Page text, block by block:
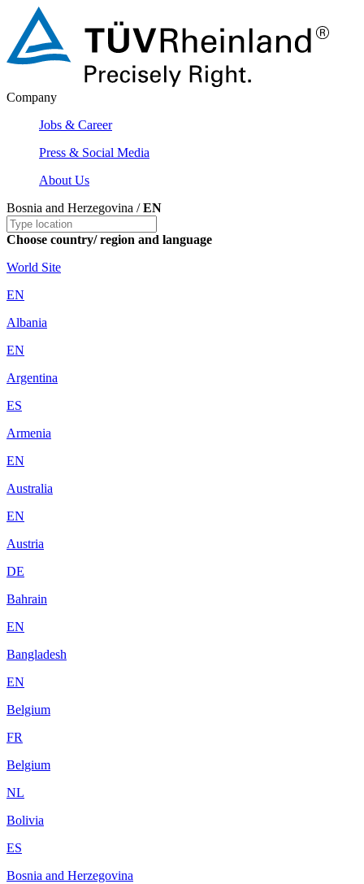
Company
Jobs & Career
Press & Social Media
About Us
Bosnia and Herzegovina /EN
Choose country/ region and language
World Site
EN
Albania
EN
Argentina
ES
Armenia
EN
Australia
EN
Austria
DE
Bahrain
EN
Bangladesh
EN
Belgium
FR
Belgium
NL
Bolivia
ES
Bosnia and Herzegovina